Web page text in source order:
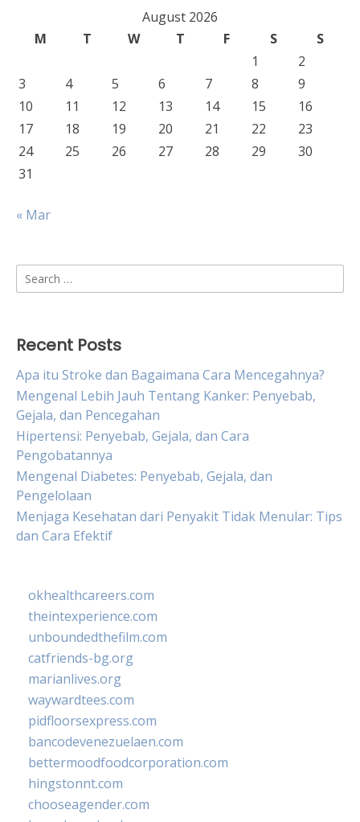
August 2026
M
T W T F S
S
1
2
3
4 5 6 7 8
9
10
11 12 13 14 15
16
17
18 19 20 21 22
23
24
25 26 27 28 29
30
31
« Mar
Search
for:
Recent Posts
Apa itu Stroke dan Bagaimana Cara Mencegahnya?
Mengenal Lebih Jauh Tentang Kanker: Penyebab,
Gejala, dan Pencegahan
Hipertensi: Penyebab, Gejala, dan Cara
Pengobatannya
Mengenal Diabetes: Penyebab, Gejala, dan
Pengelolaan
Menjaga Kesehatan dari Penyakit Tidak Menular: Tips
dan Cara Efektif
okhealthcareers.com
theintexperience.com
unboundedthefilm.com
catfriends-bg.org
marianlives.org
waywardtees.com
pidfloorsexpress.com
bancodevenezuelaen.com
bettermoodfoodcorporation.com
hingstonnt.com
chooseagender.com